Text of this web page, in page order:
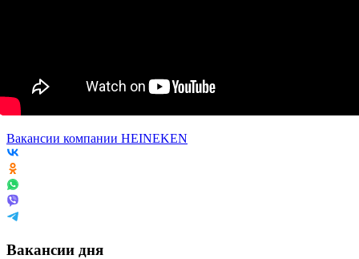
Вакансии компании HEINEKEN
Вакансии дня